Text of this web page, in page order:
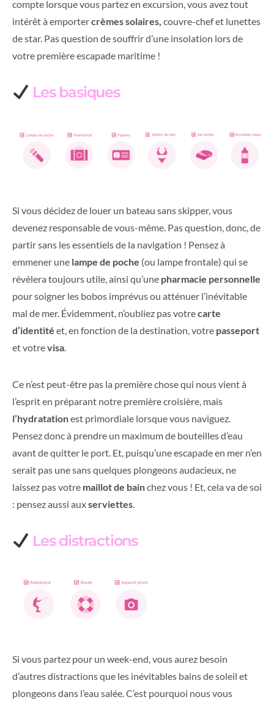
compte lorsque vous partez en excursion, vous avez tout
intérêt à emportercrèmes solaires, couvre-chef et lunettes
de star. Pas question de souffrir d’une insolation lors de
votre première escapade maritime !
Les basiques
Si vous décidez de louer un bateau sans skipper, vous
devenez responsable de vous-même. Pas question, donc, de
partir sans les essentiels de la navigation ! Pensez à
emmener une lampe de poche (ou lampe frontale) qui se
révèlera toujours utile, ainsi qu’une pharmacie personnelle
pour soigner les bobos imprévus ou atténuer l’inévitable
mal de mer. Évidemment, n’oubliez pas votrecarte
d’identité et, en fonction de la destination, votre passeport
et votrevisa.
Ce n’est peut-être pas la première chose qui nous vient à
l’esprit en préparant notre première croisière, mais
l’hydratationest primordiale lorsque vous naviguez.
Pensez donc à prendre un maximum de bouteilles d’eau
avant de quitter le port. Et, puisqu’une escapade en mer n’en
serait pas une sans quelques plongeons audacieux, ne
laissez pas votre maillot de bainchez vous ! Et, cela va de soi
: pensez aussi auxserviettes.
Les distractions
Si vous partez pour un week-end, vous aurez besoin
d’autres distractions que les inévitables bains de soleil et
plongeons dans l’eau salée. C’est pourquoi nous vous